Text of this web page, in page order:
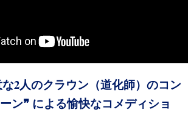
な2人のクラウン（道化師）のコン
ン❞ による愉快なコメディショ